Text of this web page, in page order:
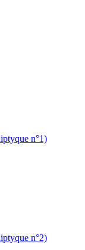
n°1)
n°2)